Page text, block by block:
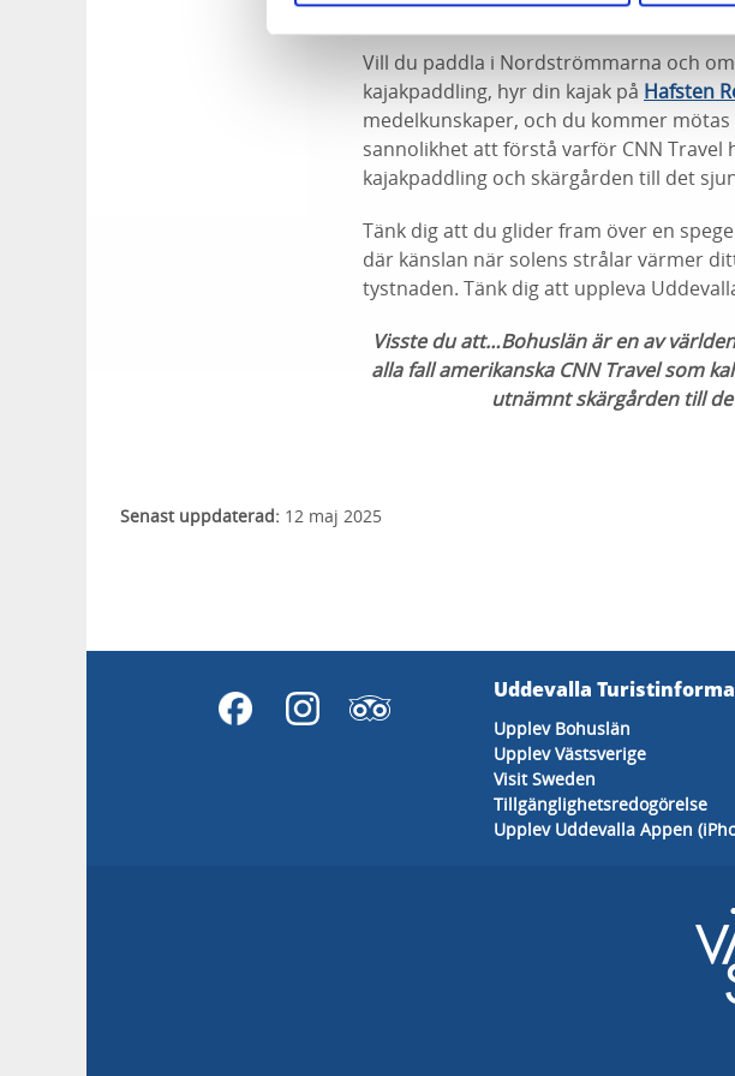
med vackra skärgårdsmiljöer.
Vill du paddla i Nordströmmarna och
kajakpaddling, hyr din kajak på Hafsten
medelkunskaper, och du kommer
sannolikhet att förstå varför CNN
kajakpaddling och skärgården till det
Tänk dig att du glider fram över en
där känslan när solens strålar värmer
tystnaden. Tänk dig att uppleva
Visste du att…Bohuslän är en av
alla fall amerikanska CNN Travel som
utnämnt skärgården till
Senast uppdaterad: 12 maj 2025
Uddevalla
Upplev Bohuslän
Upplev Västsverige
Visit Sweden
Tillgänglighetsredogörelse
Upplev Uddevalla Appen